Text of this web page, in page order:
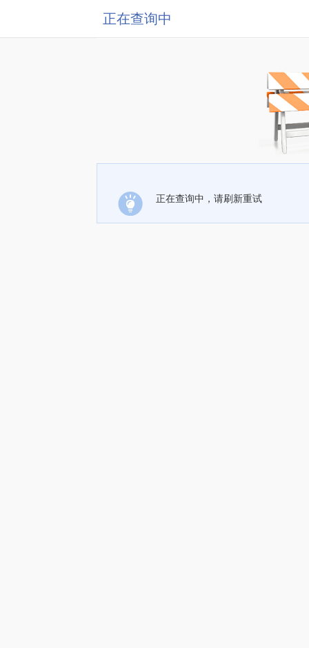
正在查询中
正在查询中，请刷新重试